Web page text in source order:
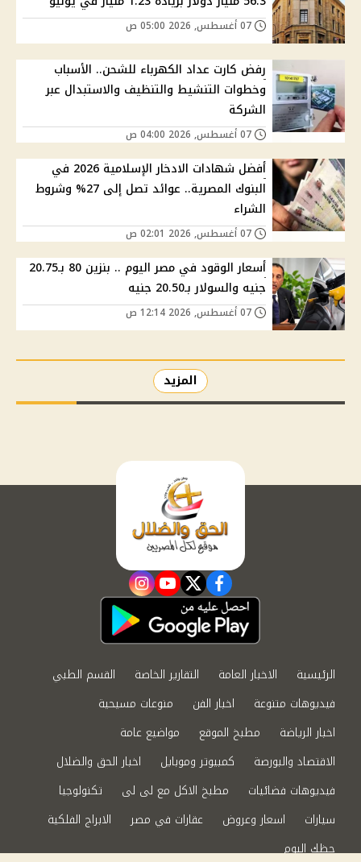
رفض كارت عداد الكهرباء للشحن.. الأسباب
وخطوات التنشيط والتنظيف والاستبدال عبر
الشركة
أفضل شهادات الادخار الإسلامية 2026 في
البنوك المصرية.. عوائد تصل إلى 27% وشروط
الشراء
أسعار الوقود في مصر اليوم .. بنزين 80 بـ20.75
جنيه والسولار بـ20.50 جنيه
المزيد
facebook
twitter
youtube
instagram
الرئيسية الاخبار العامة التقارير الخاصة
القسم الطبي
فيديوهات متنوعة
اخبار الفن
منوعات مسيحية
اخبار الرياضة
مطبخ الموقع
مواضيع عامة
الاقتصاد والبورصة
كمبيوتر وموبايل
اخبار الحق والضلال
فيديوهات فضائيات
مطبخ الاكل مع لى لى
تكنولوجيا
سيارات
اسعار وعروض عقارات في مصر
الابراج الفلكية
حظك اليوم